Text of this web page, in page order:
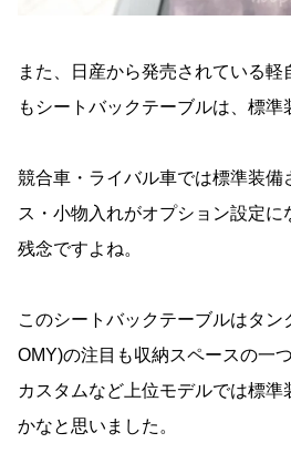
また、日産から発売されている
もシートバックテーブルは、標準
競合車・ライバル車では標準装備
ス・小物入れがオプション設定に
残念ですよね。
このシートバックテーブルはタン
OMY)の注目も収納スペースの一
カスタムなど上位モデルでは標
かなと思いました。